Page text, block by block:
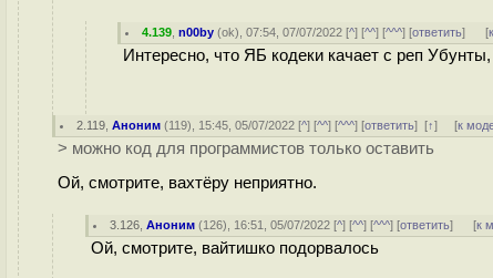
4.139 ,n00by (ok), 07:54, 07/07/2022 [^] [^^] [^^^] [ответить] [
Интересно, что ЯБ кодеки качает с реп
2.119 ,Аноним (119), 15:45, 05/07/2022 [^] [^^] [^^^] [ответить][↑] [к
> можно код для программистов только оставить
Ой, смотрите, вахтёру неприятно.
3.126 ,Аноним (126), 16:51, 05/07/2022 [^] [^^] [^^^] [ответить] [к
Ой, смотрите, вайтишко подорвалось